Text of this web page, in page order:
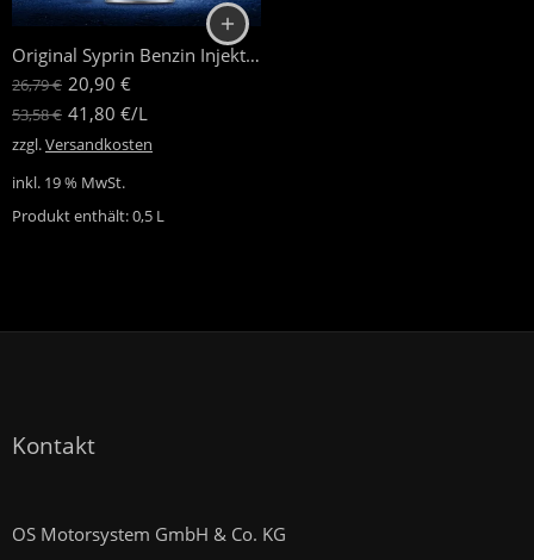
Original Syprin Benzin Injektor- und Motorsystemreiniger
26,79€ 20,90 €
53,58€ 41,80 €/L
zzgl.Versandkosten
inkl. 19 % MwSt.
Produkt enthält: 0,5 L
Kontakt
OS Motorsystem GmbH & Co. KG